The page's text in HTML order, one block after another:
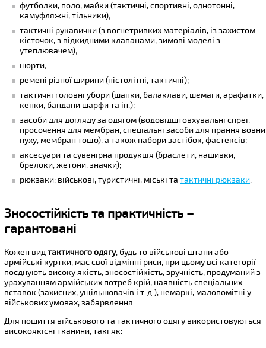
футболки, поло, майки (тактичні, спортивні, однотонні,
камуфляжні, тільники);
тактичні рукавички (з вогнетривких матеріалів, із захистом
кісточок, з відкидними клапанами, зимові моделі з
утеплювачем);
шорти;
ремені різної ширини (пістолітні, тактичні);
тактичні головні убори (шапки, балаклави, шемаги, арафатки,
кепки, бандани шарфи та ін.);
засоби для догляду за одягом (водовідштовхувальні спреї,
просочення для мембран, спеціальні засоби для прання
пуху, мембран тощо), а також набори застібок, фастексів;
аксесуари та сувенірна продукція (браслети, нашивки,
брелоки, жетони, значки);
рюкзаки: військові, туристичні, міські татактичні рюкзаки.
Зносостійкість та практичність –
гарантовані
Кожен видтактичного одягу, будь то військові штани або
армійські куртки, має свої відмінні риси, при цьому всі категорії
поєднують високу якість, зносостійкість, зручність, продуманий з
урахуванням армійських потреб крій, наявність спеціальних
вставок (захисних, ущільнювачів і т. д.), немаркі, малопомітні у
військових умовах, забарвлення.
Для пошиття військового та тактичного одягу використовуються
високоякісні тканини, такі як: